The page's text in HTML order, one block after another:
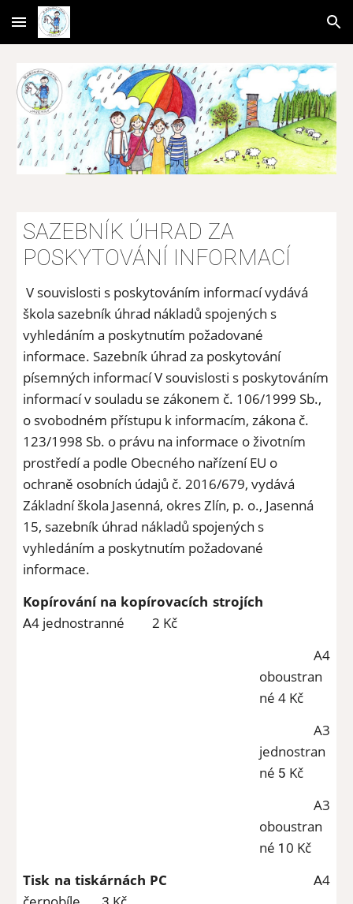
Skip to main content Skip to navigation
SAZEBNÍK ÚHRAD ZA
POSKYTOVÁNÍ INFORMACÍ
V souvislosti s poskytováním informací vydává
škola sazebník úhrad nákladů spojených s
vyhledáním a poskytnutím požadované
informace. Sazebník úhrad za poskytování
písemných informací V souvislosti s poskytováním
informací v souladu se zákonem č. 106/1999 Sb.,
o svobodném přístupu k informacím, zákona č.
123/1998 Sb. o právu na informace o životním
prostředí a podle Obecného nařízení EU o
ochraně osobních údajů č. 2016/679, vydává
Základní škola Jasenná, okres Zlín, p. o., Jasenná
15, sazebník úhrad nákladů spojených s
vyhledáním a poskytnutím požadované
informace.
Kopírování na kopírovacích strojích
A4 jednostranné
2 Kč
A4
oboustran
né4 Kč
A3
jednostran
né 5 Kč
A3
oboustran
né 10 Kč
Tisk na tiskárnách PC
A4